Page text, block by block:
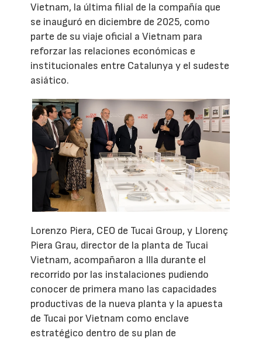
Vietnam, la última filial de la compañía que
se inauguró en diciembre de 2025, como
parte de su viaje oficial a Vietnam para
reforzar las relaciones económicas e
institucionales entre Catalunya y el sudeste
asiático.
Lorenzo Piera, CEO de Tucai Group, y Llorenç
Piera Grau, director de la planta de Tucai
Vietnam, acompañaron a Illa durante el
recorrido por las instalaciones pudiendo
conocer de primera mano las capacidades
productivas de la nueva planta y la apuesta
de Tucai por Vietnam como enclave
estratégico dentro de su plan de